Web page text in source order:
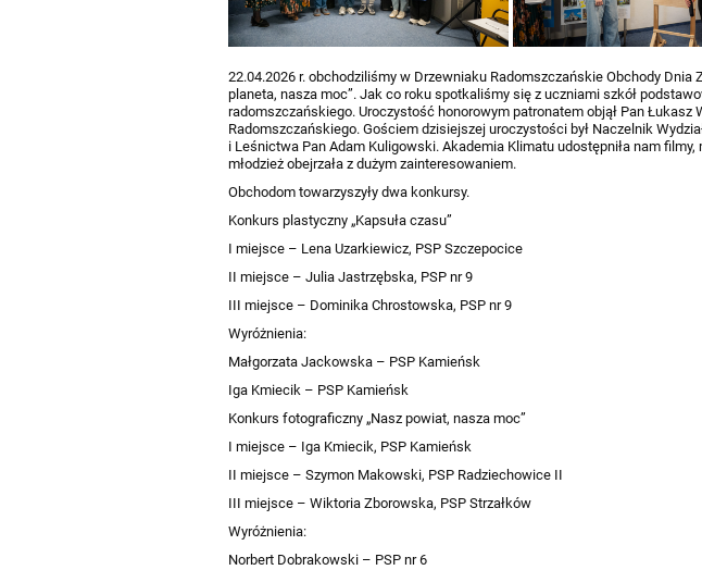
22.04.2026 r. obchodziliśmy w Drzewniaku Radomszczańskie Obchody Dnia
planeta, nasza moc”. Jak co roku spotkaliśmy się z uczniami szkół
radomszczańskiego. Uroczystość honorowym patronatem objął Pan Łukasz
Radomszczańskiego. Gościem dzisiejszej uroczystości był Naczelnik
i Leśnictwa Pan Adam Kuligowski. Akademia Klimatu udostępniła nam filmy,
młodzież obejrzała z dużym zainteresowaniem.
Obchodom towarzyszyły dwa konkursy.
Konkurs plastyczny „Kapsuła czasu”
I miejsce – Lena Uzarkiewicz, PSP Szczepocice
II miejsce – Julia Jastrzębska, PSP nr 9
III miejsce – Dominika Chrostowska, PSP nr 9
Wyróżnienia:
Małgorzata Jackowska – PSP Kamieńsk
Iga Kmiecik – PSP Kamieńsk
Konkurs fotograficzny „Nasz powiat, nasza moc”
I miejsce – Iga Kmiecik, PSP Kamieńsk
II miejsce – Szymon Makowski, PSP Radziechowice II
III miejsce – Wiktoria Zborowska, PSP Strzałków
Wyróżnienia:
Norbert Dobrakowski – PSP nr 6